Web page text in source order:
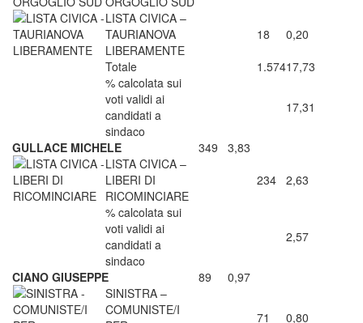
LISTA CIVICA –
TAURIANOVA
LIBERAMENTE
18
0,20
Totale
1.57417,73
% calcolata sui
voti validi ai
candidati a
sindaco
17,31
GULLACE MICHELE 349
3,83
LISTA CIVICA –
LIBERI DI
RICOMINCIARE
234 2,63
% calcolata sui
voti validi ai
candidati a
sindaco
2,57
CIANO GIUSEPPE 89
0,97
SINISTRA –
COMUNISTE/I
71 0,80